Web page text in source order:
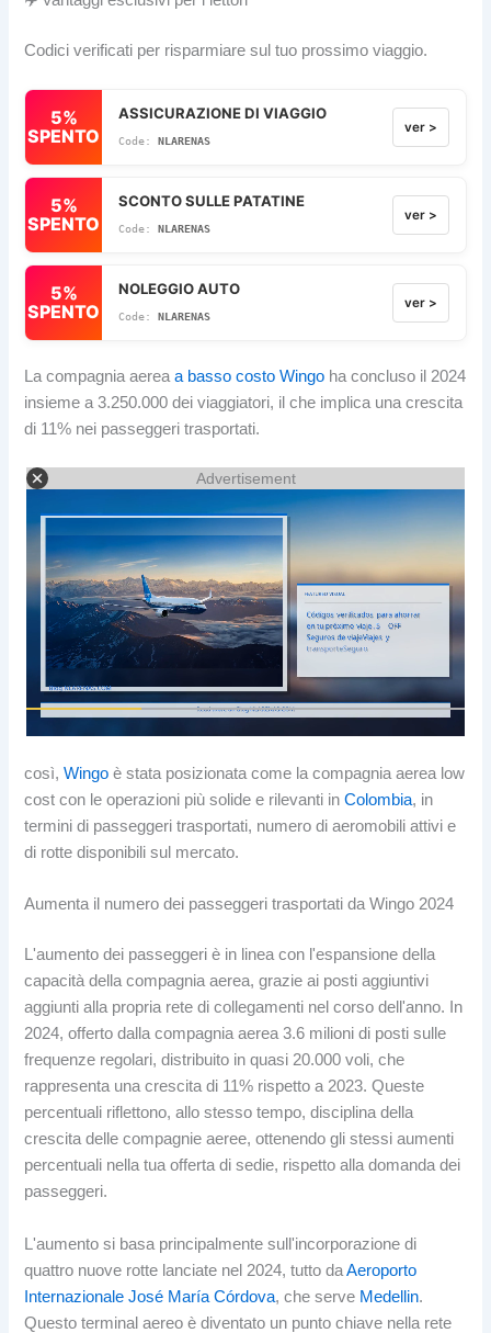
Codici verificati per risparmiare sul tuo prossimo viaggio.
5%
SPENTO
ASSICURAZIONE DI VIAGGIO
NLARENAS
ver >
5%
SPENTO
SCONTO SULLE PATATINE
NLARENAS
ver >
5%
SPENTO
NOLEGGIO AUTO
NLARENAS
ver >
La compagnia aereaa basso costo Wingo ha concluso il 2024
insieme a 3.250.000 dei viaggiatori, il che implica una crescita
di 11% nei passeggeri trasportati.
Advertisement
così,Wingo è stata posizionata come la compagnia aerea low
cost con le operazioni più solide e rilevanti inColombia, in
termini di passeggeri trasportati, numero di aeromobili attivi e
di rotte disponibili sul mercato.
Aumenta il numero dei passeggeri trasportati da Wingo 2024
L'aumento dei passeggeri è in linea con l'espansione della
capacità della compagnia aerea, grazie ai posti aggiuntivi
aggiunti alla propria rete di collegamenti nel corso dell'anno. In
2024, offerto dalla compagnia aerea 3.6 milioni di posti sulle
frequenze regolari, distribuito in quasi 20.000 voli, che
rappresenta una crescita di 11% rispetto a 2023. Queste
percentuali riflettono, allo stesso tempo, disciplina della
crescita delle compagnie aeree, ottenendo gli stessi aumenti
percentuali nella tua offerta di sedie, rispetto alla domanda dei
passeggeri.
L'aumento si basa principalmente sull'incorporazione di
quattro nuove rotte lanciate nel 2024, tutto daAeroporto
Internazionale José María Córdova, che serve Medellin.
Questo terminal aereo è diventato un punto chiave nella rete